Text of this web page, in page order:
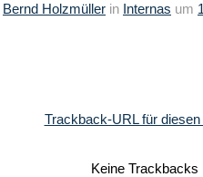
Bernd Holzmüller in Internas um
Trackback-URL für diesen
Keine Trackbacks